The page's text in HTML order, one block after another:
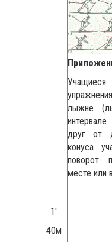
1′
40м
лыжне
друг от
конуса
поворот
месте или